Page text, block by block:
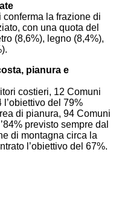
conferma la frazione di
con una quota del
(8,6%), legno (8,4%),
pianura e
costieri, 12 Comuni
del 79%
di pianura, 94 Comuni
previsto sempre dal
di montagna circa la
l’obiettivo del 67%.